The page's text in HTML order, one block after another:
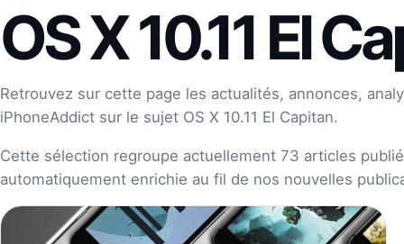
OS X 10.11 El
Retrouvez sur cette page les actualités, annonces,
iPhoneAddict sur le sujet OS X 10.11 El Capitan.
Cette sélection regroupe actuellement 73 articles
automatiquement enrichie au fil de nos nouvelles